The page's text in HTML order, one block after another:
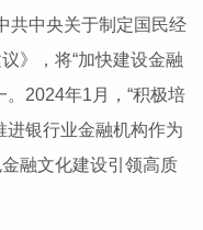
共中央关于制定国民经
》，将“加快建设金融
2024年1月，“积极培
进银行业金融机构作为
融文化建设引领高质